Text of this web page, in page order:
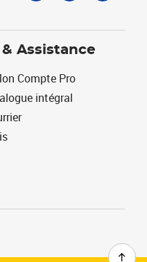
Assistance
Compte Pro
intégral